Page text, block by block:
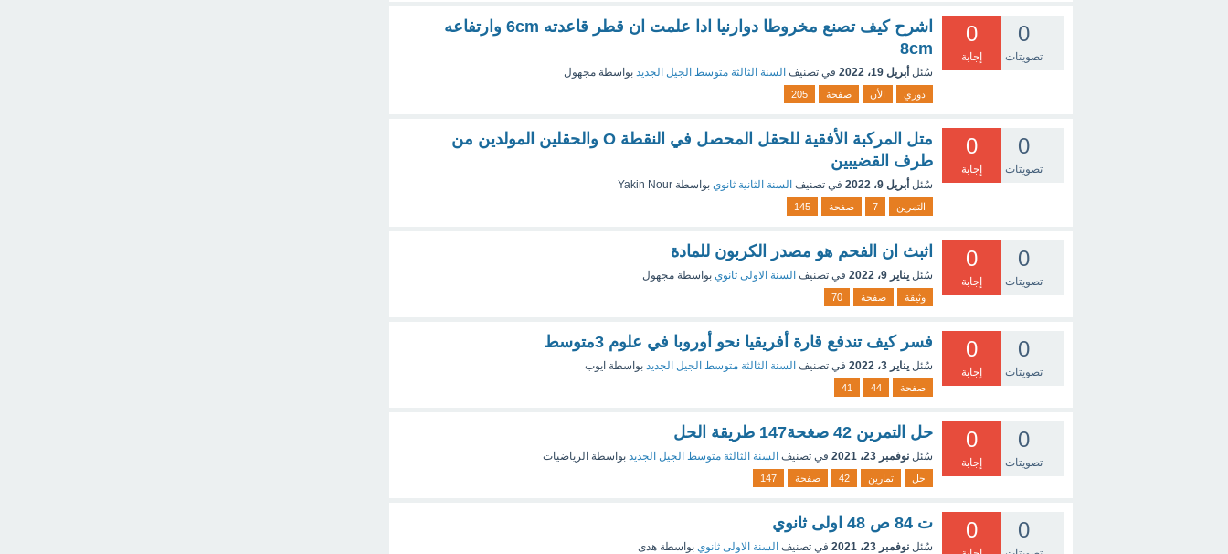
0
تصويتات
0
إجابة
اشرح كيف تصنع مخروطا دوارنيا ادا علمت ان قطر قاعدته 6cm وارتفاعه
8cm
سُئل أبريل 19، 2022 في تصنيف السنة الثالثة متوسط الجيل الجديد بواسطة مجهول
دوري الأن صفحة 205
0
تصويتات
0
إجابة
متل المركبة الأفقية للحقل المحصل في النقطة O والحقلين المولدين من
طرف القضيبين
سُئل أبريل 9، 2022 في تصنيف السنة الثانية ثانوي بواسطة Yakin Nour
التمرين 7 صفحة 145
0
تصويتات
0
إجابة
اثبث ان الفحم هو مصدر الكربون للمادة
سُئل يناير 9، 2022 في تصنيف السنة الاولى ثانوي بواسطة مجهول
وثيقة صفحة 70
0
تصويتات
0
إجابة
فسر كيف تندفع قارة أفريقيا نحو أوروبا في علوم 3متوسط
سُئل يناير 3، 2022 في تصنيف السنة الثالثة متوسط الجيل الجديد بواسطة ايوب
صفحة 44
41
0
تصويتات
0
إجابة
حل التمرين 42 صغحة147 طريقة الحل
سُئل نوفمبر 23، 2021 في تصنيف السنة الثالثة متوسط الجيل الجديد بواسطة الرياضيات
حل تمارين 42 صفحة 147
0
0 ت 84 ص 48 اولى ثانوي
سُئل نوفمبر 23، 2021 في تصنيف السنة الاولى ثانوي بواسطة هدى